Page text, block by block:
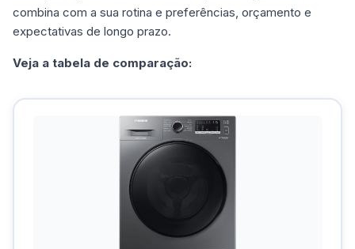
combina com a sua rotina e preferências, orçamento e
expectativas de longo prazo.
Veja a tabela de comparação: